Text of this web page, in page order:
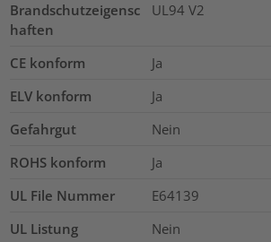
Brandschutzeigensc
haften
UL94 V2
CE konform
Ja
ELV konform
Ja
Gefahrgut
Nein
ROHS konform
Ja
UL File Nummer
E64139
UL Listung
Nein